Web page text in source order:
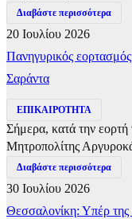
Διαβάστε περισσότερα
20 Ιουλίου 2026
Πανηγυρικός
Σαράντα
ΕΠΙΚΑΙΡΟΤΗΤΑ
Σήμερα, κατά την
Μητροπολίτης
Διαβάστε περισσότερα
30 Ιουλίου 2026
Θεσσαλονίκη: Υπέρ